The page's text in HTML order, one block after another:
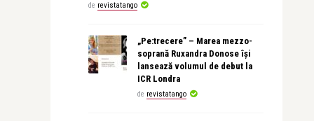
de revistatango
„Pe:trecere” – Marea mezzo-
soprană Ruxandra Donose își
lansează volumul de debut la
ICR Londra
de revistatango